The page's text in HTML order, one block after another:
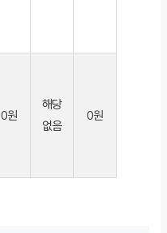
0원
해당
없음
0원